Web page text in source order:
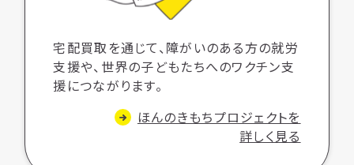
宅配買取を通じて、障がいのある方の就労
支援や、世界の子どもたちへのワクチン支
援につながります。
ほんのきもちプロジェクトを
詳しく見る